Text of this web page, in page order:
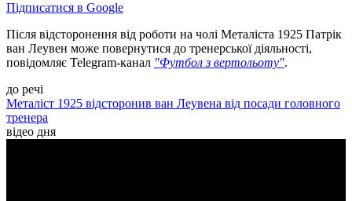
Підписатися в Google
Після відсторонення від роботи на чолі Металіста 1925 Патрік
ван Леувен може повернутися до тренерської діяльності,
повідомляє Telegram-канал "Футбол з вертольоту".
до речі
Металіст 1925 відсторонив ван Леувена від посади головного
тренера
відео дня